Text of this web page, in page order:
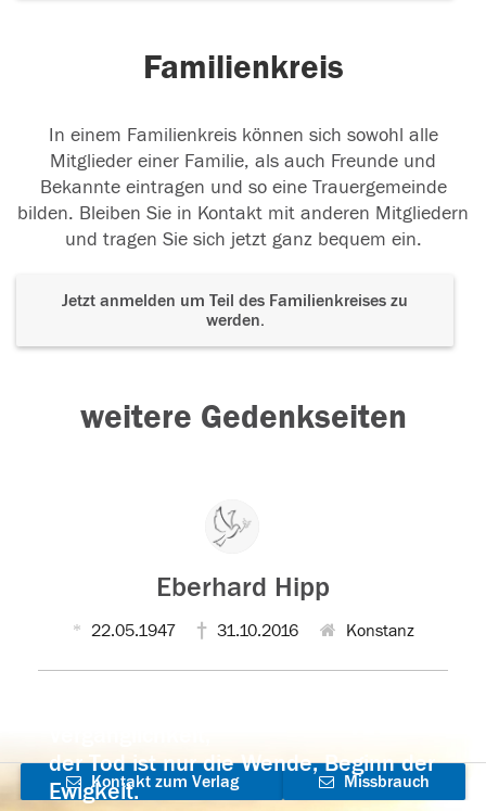
Familienkreis
In einem Familienkreis können sich sowohl alle
Mitglieder einer Familie, als auch Freunde und
Bekannte eintragen und so eine Trauergemeinde
bilden. Bleiben Sie in Kontakt mit anderen Mitgliedern
und tragen Sie sich jetzt ganz bequem ein.
Jetzt anmelden um Teil des Familienkreises zu
werden.
weitere Gedenkseiten
Eberhard Hipp
22.05.1947 31.10.2016 Konstanz
der Tod ist nur die Wende, Beginn der
Ewigkeit.
Kontakt zum Verlag
Missbrauch